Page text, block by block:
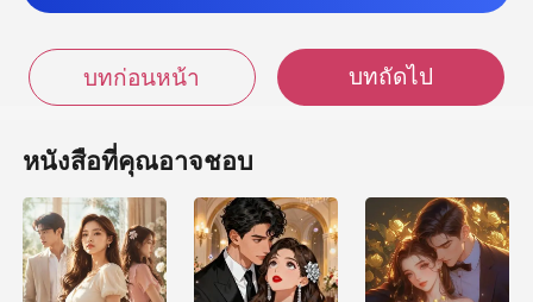
บทก่อนหน้า บทถัดไป
หนังสือที่คุณอาจชอบ